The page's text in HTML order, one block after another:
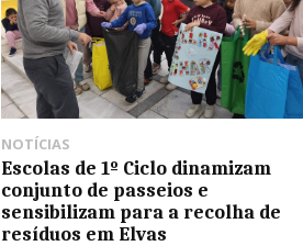
NOTÍCIAS
Escolas de 1º Ciclo dinamizam
conjunto de passeios e
sensibilizam para a recolha de
resíduos em Elvas